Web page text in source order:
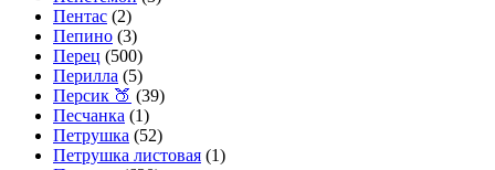
Пентас (2)
Пепино (3)
Перец (500)
Перилла (5)
Персик 🍑 (39)
Песчанка (1)
Петрушка (52)
Петрушка листовая (1)